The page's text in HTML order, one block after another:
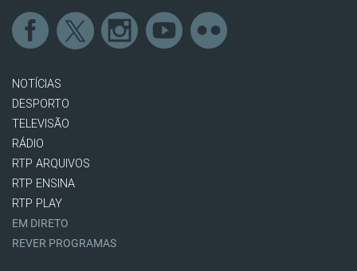
NOTÍCIAS
DESPORTO
TELEVISÃO
RÁDIO
RTP ARQUIVOS
RTP ENSINA
RTP PLAY
EM DIRETO
REVER PROGRAMAS